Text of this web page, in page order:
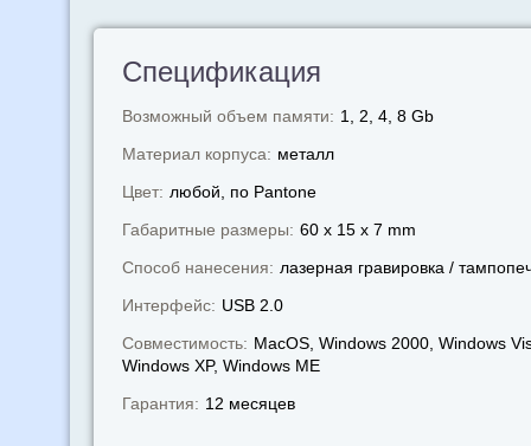
Спецификация
Возможный объем памяти: 1, 2, 4, 8 Gb
Материал корпуса: металл
Цвет: любой, по Pantone
Габаритные размеры: 60 x 15 x 7 mm
Способ нанесения: лазерная гравировка /
Интерфейс: USB 2.0
Совместимость: MacOS, Windows 2000, Windows
Windows XP, Windows МЕ
Гарантия: 12 месяцев